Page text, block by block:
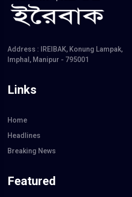
Address : IREIBAK, Konung Lampak,
Imphal, Manipur - 795001
Links
Home
Headlines
Breaking News
Featured